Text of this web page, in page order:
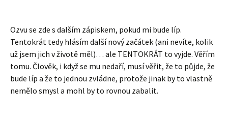
Ozvu se zde s dalším zápiskem, pokud mi bude líp.
Tentokrát tedy hlásím další nový začátek (ani nevíte, kolik
už jsem jich v životě měl)… ale TENTOKRÁT to vyjde. Věřím
tomu. Člověk, i když se mu nedaří, musí věřit, že to půjde, že
bude líp a že to jednou zvládne, protože jinak by to vlastně
nemělo smysl a mohl by to rovnou zabalit.